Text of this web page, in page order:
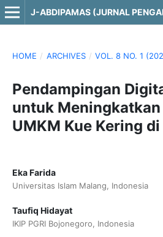
HOME / ARCHIVES / VOL. 8 NO. 1
Pendampingan
untuk
UMKM Kue Kering
Eka Farida
Universitas Islam Malang, Indonesia
Taufiq Hidayat
IKIP PGRI Bojonegoro, Indonesia